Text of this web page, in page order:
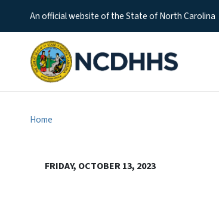
An official website of the State of North Carolina
Home
FRIDAY, OCTOBER 13, 2023